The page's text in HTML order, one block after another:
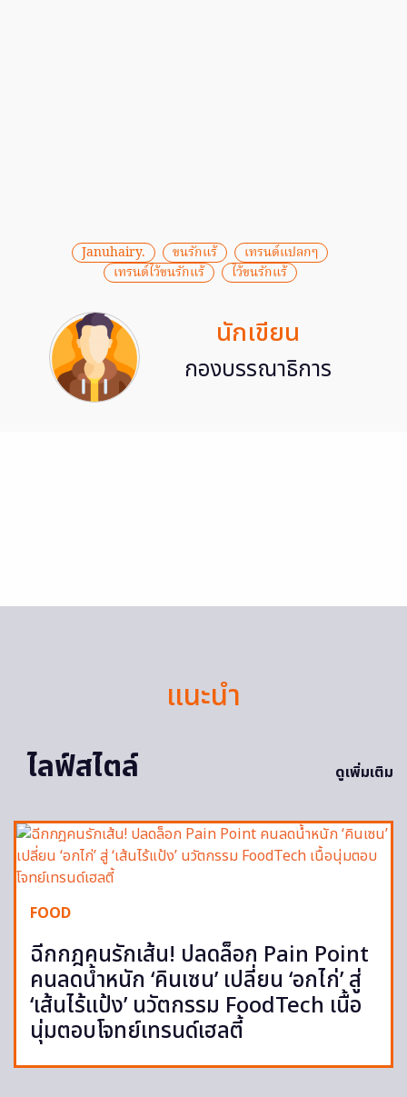
Januhairy. ขนรักแร้
เทรนด์แปลกๆ
เทรนด์ไว้ขนรักแร้
ไว้ขนรักแร้
นักเขียน
กองบรรณาธิการ
แนะนำ
ไลฟ์สไตล์
ดูเพิ่มเติม
FOOD
ฉีกกฎคนรักเส้น! ปลดล็อก Pain Point
คนลดน้ำหนัก ‘คินเซน’ เปลี่ยน ‘อกไก่’ สู่
‘เส้นไร้แป้ง’ นวัตกรรม FoodTech เนื้อ
นุ่มตอบโจทย์เทรนด์เฮลตี้